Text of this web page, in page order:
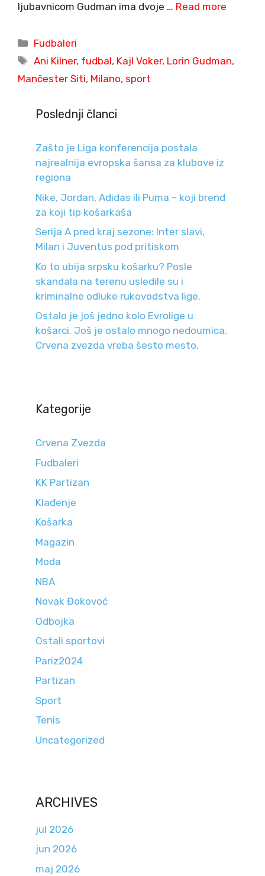
ljubavnicom Gudman ima dvoje … Read more
Categories
Fudbaleri
Tags
Ani Kilner, fudbal, Kajl Voker, Lorin Gudman,
Mančester Siti, Milano, sport
Poslednji članci
Zašto je Liga konferencija postala
najrealnija evropska šansa za klubove iz
regiona
Nike, Jordan, Adidas ili Puma – koji brend
za koji tip košarkaša
Serija A pred kraj sezone: Inter slavi,
Milan i Juventus pod pritiskom
Ko to ubija srpsku košarku? Posle
skandala na terenu usledile su i
kriminalne odluke rukovodstva lige.
Ostalo je još jedno kolo Evrolige u
košarci. Još je ostalo mnogo nedoumica.
Crvena zvezda vreba šesto mesto.
Kategorije
Crvena Zvezda
Fudbaleri
KK Partizan
Klađenje
Košarka
Magazin
Moda
NBA
Novak Đokovoć
Odbojka
Ostali sportovi
Pariz2024
Partizan
Sport
Tenis
Uncategorized
ARCHIVES
jul 2026
jun 2026
maj 2026